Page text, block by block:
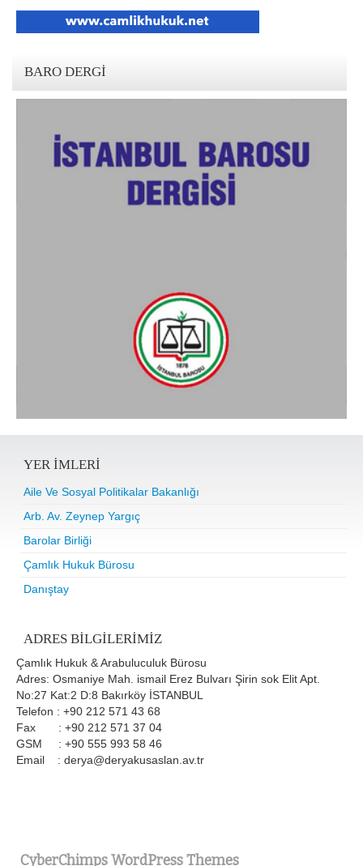
BARO DERGI
YER IMLERI
Aile Ve Sosyal Politikalar Bakanlığı
Arb. Av. Zeynep Yargıç
Barolar Birliği
Çamlık Hukuk Bürosu
Danıştay
ADRES BILGILERIMIZ
Çamlık Hukuk & Arabuluculuk Bürosu
Adres: Osmaniye Mah. ismail Erez Bulvarı Şirin sok Elit Apt.
No:27 Kat:2 D:8 Bakırköy İSTANBUL
Telefon : +90 212 571 43 68
Fax : +90 212 571 37 04
GSM : +90 555 993 58 46
Email : derya@deryakusaslan.av.tr
CyberChimps WordPress Themes